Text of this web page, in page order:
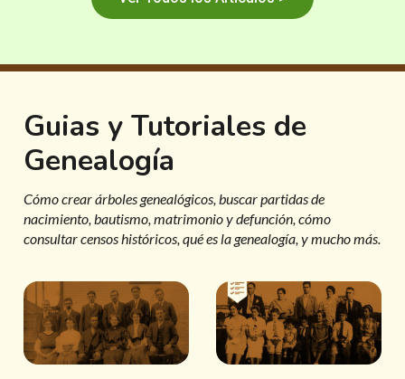
Guias y Tutoriales de
Genealogía
Cómo crear árboles genealógicos, buscar partidas de
nacimiento, bautismo, matrimonio y defunción, cómo
consultar censos históricos, qué es la genealogía, y mucho más.